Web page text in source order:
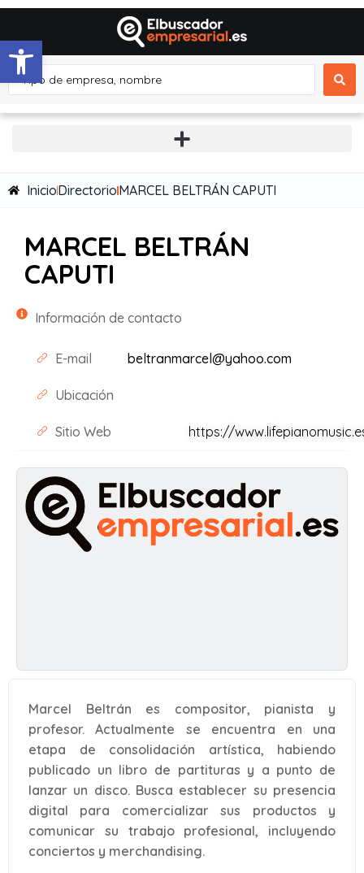
Abrir barra de herramientas
InicioDirectorioMARCEL BELTRÁN CAPUTI
MARCEL BELTRÁN
CAPUTI
Información de contacto
E-mail beltranmarcel@yahoo.com
Ubicación
Sitio Web https://
Marcel Beltrán es compositor, pianista y
profesor. Actualmente se encuentra en una
etapa de consolidación artística, habiendo
publicado un libro de partituras y a punto de
lanzar un disco. Busca establecer su presencia
digital para comercializar sus productos y
comunicar su trabajo profesional, incluyendo
conciertos y merchandising.